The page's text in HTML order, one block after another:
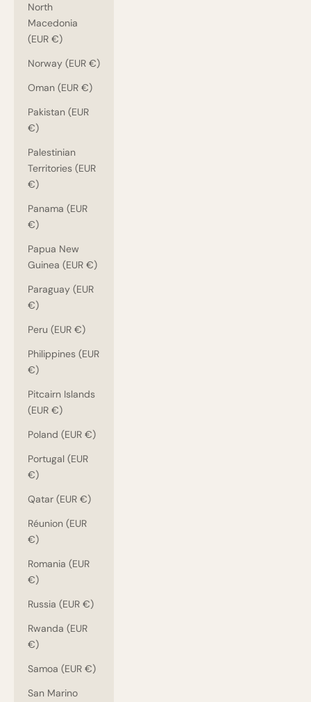
North
Macedonia
(EUR €)
Norway (EUR €)
Oman (EUR €)
Pakistan (EUR
€)
Palestinian
Territories (EUR
€)
Panama (EUR
€)
Papua New
Guinea (EUR €)
Paraguay (EUR
€)
Peru (EUR €)
Philippines (EUR
€)
Pitcairn Islands
(EUR €)
Poland (EUR €)
Portugal (EUR
€)
Qatar (EUR €)
Réunion (EUR
€)
Romania (EUR
€)
Russia (EUR €)
Rwanda (EUR
€)
Samoa (EUR €)
San Marino